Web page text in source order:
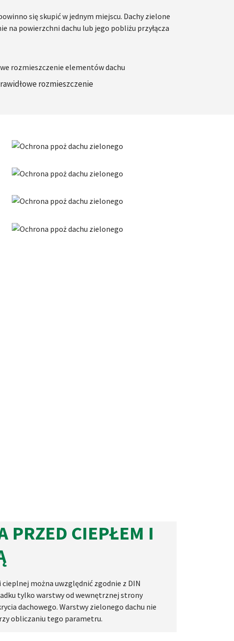
się skupić w jednym miejscu. Dachy zielone
na powierzchni dachu lub jego pobliżu przyłącza
rozmieszczenie
PRZED CIEPŁEM I
można uwzględnić zgodnie z DIN
tylko warstwy od wewnętrznej strony
dachowego. Warstwy zielonego dachu nie
obliczaniu tego parametru.